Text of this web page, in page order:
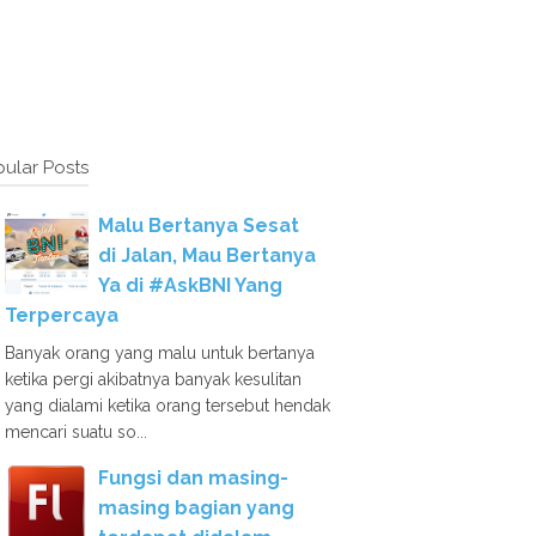
Posts
Malu Bertanya Sesat
di Jalan, Mau Bertanya
Ya di #AskBNI Yang
Terpercaya
Banyak orang yang malu untuk bertanya
ketika pergi akibatnya banyak kesulitan
yang dialami ketika orang tersebut hendak
mencari suatu so...
Fungsi dan masing-
masing bagian yang